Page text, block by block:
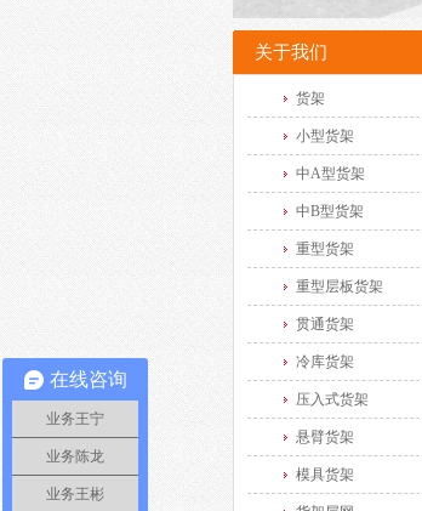
关于我们
货架
小型货架
中A型货架
中B型货架
重型货架
重型层板货架
贯通货架
冷库货架
压入式货架
悬臂货架
模具货架
在线咨询
业务王宁
业务陈龙
业务王彬